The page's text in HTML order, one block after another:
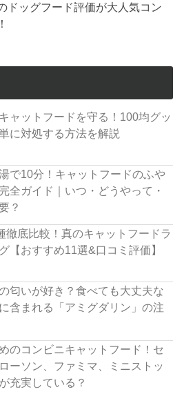
ドッグフード評価が大人気コン
ャットフードを守る！100均グッ
に対処する方法を解説
で10分！キャットフードのふや
全ガイド｜いつ・どうやって・
？
徹底比較！真のキャットフードラ
【おすすめ11選&口コミ評価】
匂いが好き？食べても大丈夫な
含まれる「アミグダリン」の注
のコンビニキャットフード！セ
ーソン、ファミマ、ミニストッ
充実している？